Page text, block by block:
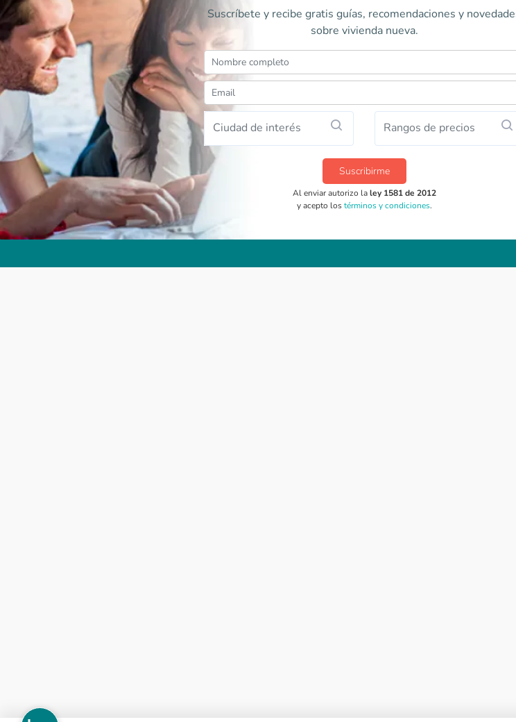
Suscríbete y recibe gratis guías, recomendaciones y
sobre vivienda nueva.
Ciudad de interés Rangos de precios
Suscribirme
Al enviar autorizo laley 1581 de 2012
y acepto lostérminos y condiciones.